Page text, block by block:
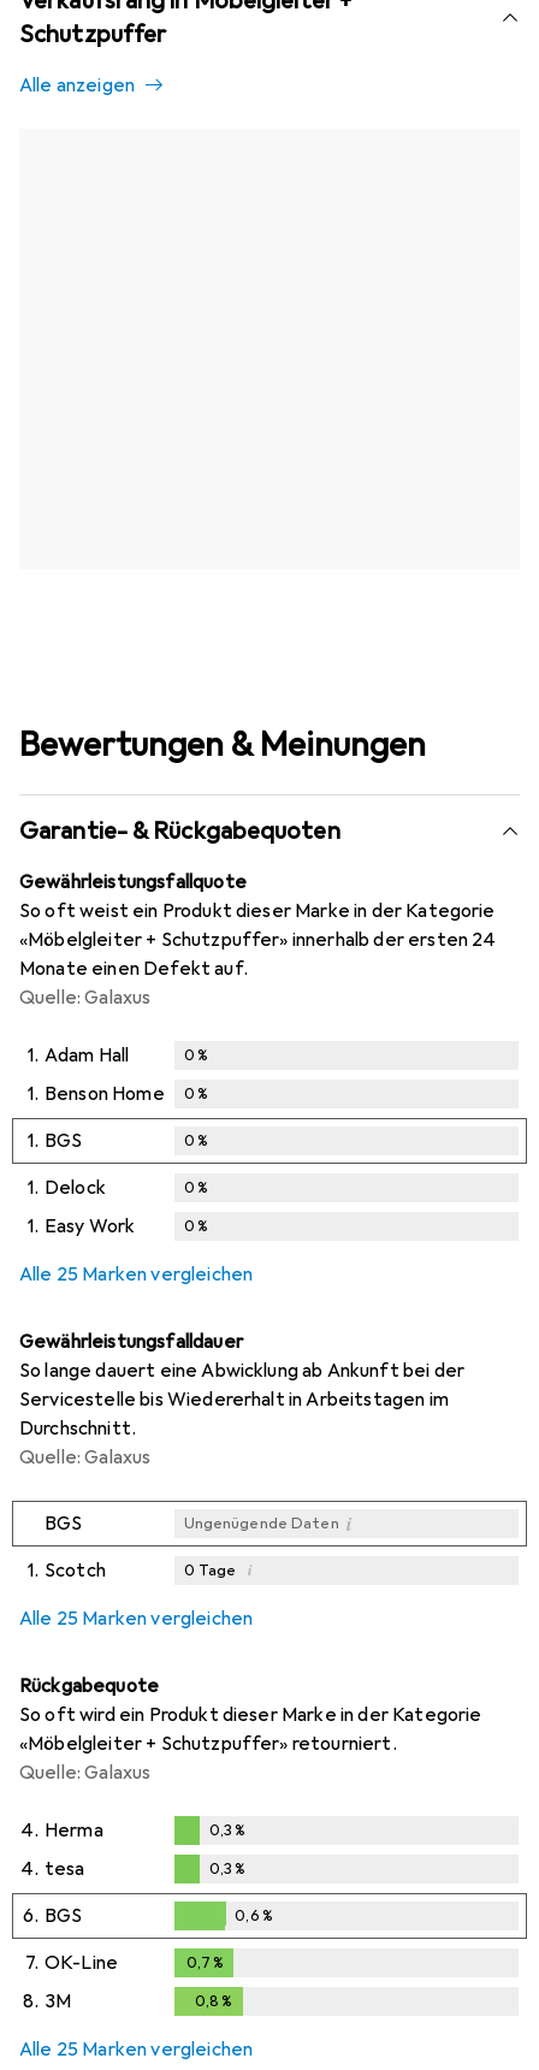
Schutzpuffer
Alle anzeigen
Bewertungen & Meinungen
Garantie- & Rückgabequoten
Gewährleistungsfallquote
So oft weist ein Produkt dieser Marke in der Kategorie
«Möbelgleiter + Schutzpuffer» innerhalb der ersten 24
Monate einen Defekt auf.
Quelle: Galaxus
1. Adam Hall 0%
1. Benson Home 0%
1. BGS 0%
1. Delock 0%
1. Easy Work 0%
Alle 25 Marken vergleichen
Gewährleistungsfalldauer
So lange dauert eine Abwicklung ab Ankunft bei der
Servicestelle bis Wiedererhalt in Arbeitstagen im
Durchschnitt.
Quelle: Galaxus
BGS Ungenügende Daten i
1. Scotch 0 Tage i
Alle 25 Marken vergleichen
Rückgabequote
So oft wird ein Produkt dieser Marke in der Kategorie
«Möbelgleiter + Schutzpuffer» retourniert.
Quelle: Galaxus
4. Herma
0,3%
0,3%
4. tesa
0,3%
0,3%
6. BGS
0,6%
0,6%
7. OK-Line 0,7 %
8. 3M 0,8 %
Alle 25 Marken vergleichen